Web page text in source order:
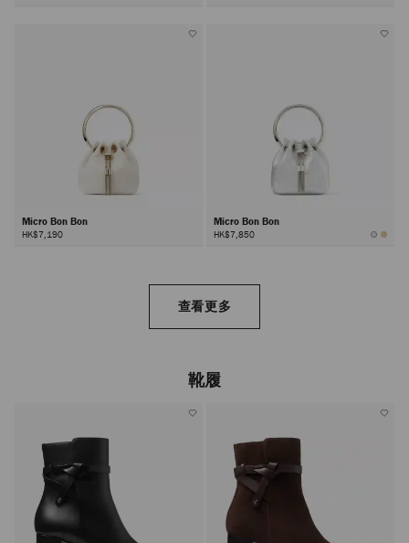
Micro Bon Bon
HK$7,190
Micro Bon Bon
HK$7,850
查看更多
靴履